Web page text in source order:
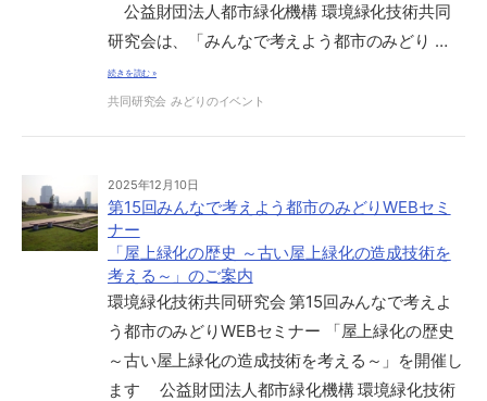
公益財団法人都市緑化機構 環境緑化技術共同
研究会は、「みんなで考えよう都市のみどり …
続きを読む »
共同研究会 みどりのイベント
2025年12月10日
第15回みんなで考えよう都市のみどりWEBセミ
ナー
「屋上緑化の歴史 ～古い屋上緑化の造成技術を
考える～」のご案内
環境緑化技術共同研究会 第15回みんなで考えよ
う都市のみどりWEBセミナー 「屋上緑化の歴史
～古い屋上緑化の造成技術を考える～」を開催し
ます 公益財団法人都市緑化機構 環境緑化技術